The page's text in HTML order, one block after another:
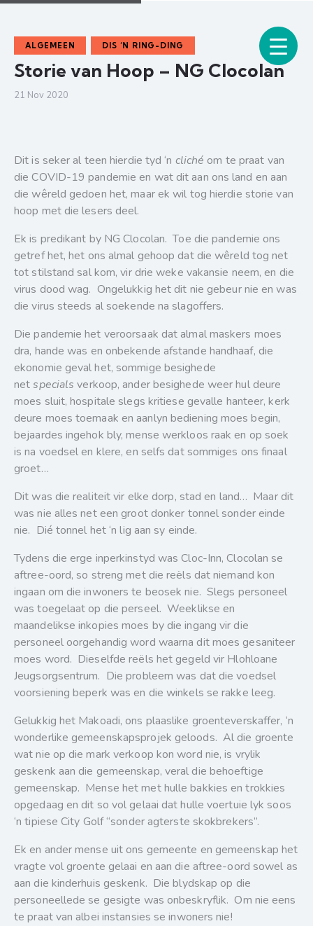
ALGEMEEN DIS ‘N RING-DING
Storie van Hoop – NG Clocolan
21 Nov 2020
Dit is seker al teen hierdie tyd ‘n cliché om te praat van
die COVID-19 pandemie en wat dit aan ons land en aan
die wêreld gedoen het, maar ek wil tog hierdie storie van
hoop met die lesers deel.
Ek is predikant by NG Clocolan. Toe die pandemie ons
getref het, het ons almal gehoop dat die wêreld tog net
tot stilstand sal kom, vir drie weke vakansie neem, en die
virus dood wag. Ongelukkig het dit nie gebeur nie en was
die virus steeds al soekende na slagoffers.
Die pandemie het veroorsaak dat almal maskers moes
dra, hande was en onbekende afstande handhaaf, die
ekonomie geval het, sommige besighede
netspecialsverkoop, ander besighede weer hul deure
moes sluit, hospitale slegs kritiese gevalle hanteer, kerk
deure moes toemaak en aanlyn bediening moes begin,
bejaardes ingehok bly, mense werkloos raak en op soek
is na voedsel en klere, en selfs dat sommiges ons finaal
groet…
Dit was die realiteit vir elke dorp, stad en land… Maar dit
was nie alles net een groot donker tonnel sonder einde
nie. Dié tonnel het ‘n lig aan sy einde.
Tydens die erge inperkinstyd was Cloc-Inn, Clocolan se
aftree-oord, so streng met die reëls dat niemand kon
ingaan om die inwoners te beosek nie. Slegs personeel
was toegelaat op die perseel. Weeklikse en
maandelikse inkopies moes by die ingang vir die
personeel oorgehandig word waarna dit moes gesaniteer
moes word. Dieselfde reëls het gegeld vir Hlohloane
Jeugsorgsentrum. Die probleem was dat die voedsel
voorsiening beperk was en die winkels se rakke leeg.
Gelukkig het Makoadi, ons plaaslike groenteverskaffer, ‘n
wonderlike gemeenskapsprojek geloods. Al die groente
wat nie op die mark verkoop kon word nie, is vrylik
geskenk aan die gemeenskap, veral die behoeftige
gemeenskap. Mense het met hulle bakkies en trokkies
opgedaag en dit so vol gelaai dat hulle voertuie lyk soos
‘n tipiese City Golf “sonder agterste skokbrekers”.
Ek en ander mense uit ons gemeente en gemeenskap het
vragte vol groente gelaai en aan die aftree-oord sowel as
aan die kinderhuis geskenk. Die blydskap op die
personeellede se gesigte was onbeskryflik. Om nie eens
te praat van albei instansies se inwoners nie!